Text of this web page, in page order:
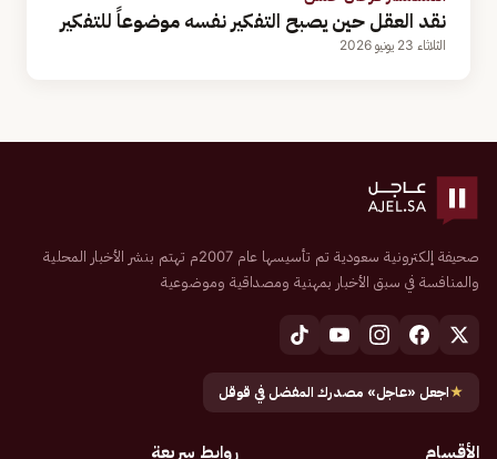
نقد العقل حين يصبح التفكير نفسه موضوعاً للتفكير
الثلاثاء 23 يونيو 2026
صحيفة إلكترونية سعودية تم تأسيسها عام 2007م تهتم بنشر الأخبار المحلية
والمنافسة في سبق الأخبار بمهنية ومصداقية وموضوعية
★اجعل «عاجل» مصدرك المفضل في قوقل
الأقسام روابط سريعة